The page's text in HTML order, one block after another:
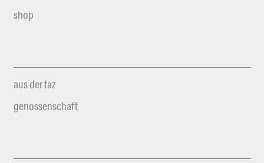
shop
aus der taz
genossenschaft